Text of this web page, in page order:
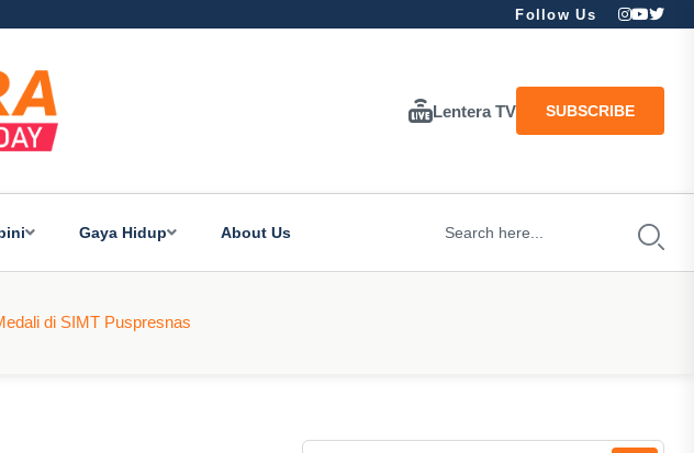
Follow Us
Lentera TV SUBSCRIBE
Gaya Hidup About Us
di SIMT Puspresnas